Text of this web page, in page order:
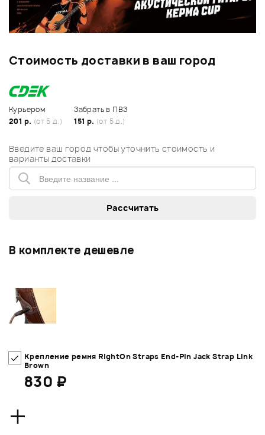
Стоимость доставки в ваш город
Курьером
201 р. (от 5 д.)
Забрать в ПВЗ
151 р. (от 5 д.)
Введите ваш город чтобы уточнить стоимость и
варианты доставки
В комплекте дешевле
Крепление ремня RightOn Straps End-Pin Jack Strap Link
Brown
830 ₽
+